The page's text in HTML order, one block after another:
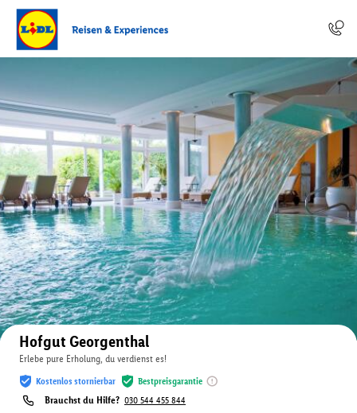
Hofgut Georgenthal
Erlebe pure Erholung, du verdienst es!
Kostenlos stornierbar Bestpreisgarantie
Brauchst du Hilfe? 030 544 455 844